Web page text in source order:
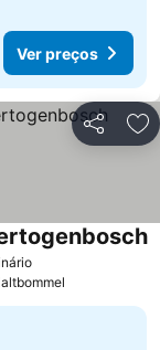
Ver preços
Partilhar